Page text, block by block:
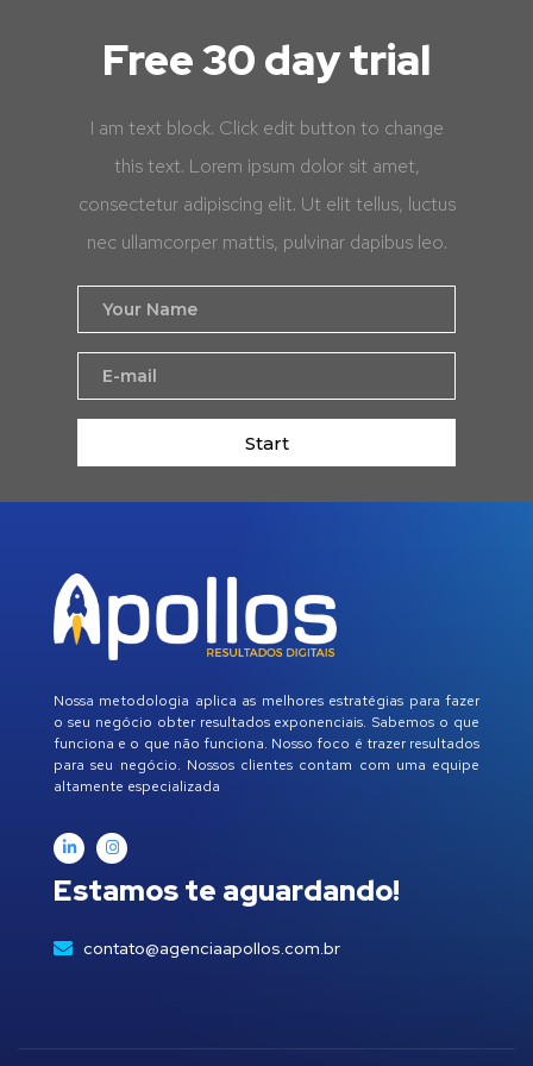
Free 30 day trial
I am text block. Click edit button to change
this text. Lorem ipsum dolor sit amet,
consectetur adipiscing elit. Ut elit tellus, luctus
nec ullamcorper mattis, pulvinar dapibus leo.
Start
Nossa metodologia aplica as melhores estratégias para fazer
o seu negócio obter resultados exponenciais. Sabemos o que
funciona e o que não funciona. Nosso foco é trazer resultados
para seu negócio. Nossos clientes contam com uma equipe
altamente especializada
Estamos te aguardando!
contato@agenciaapollos.com.br